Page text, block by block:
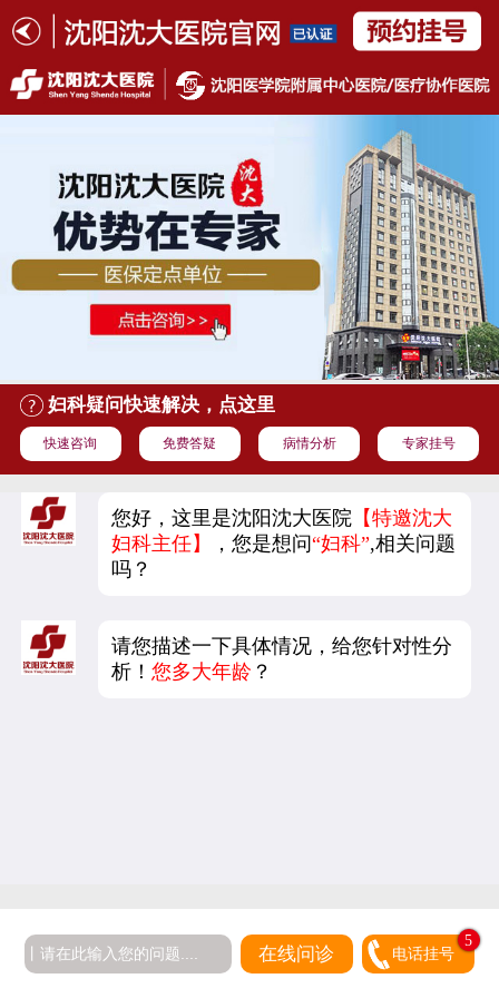
妇科疑问快速解决，点这里
快速咨询 免费答疑 病情分析 专家挂号
您好，这里是沈阳沈大医院 【特邀沈大
妇科主任】
，您是想问“妇科” ,相关问题
吗？
请您描述一下具体情况，给您针对性分
析！您多大年龄 ？
在线问诊 电话挂号
5